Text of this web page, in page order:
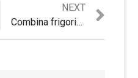
Navigare
NEXT
post:
Combina frigorifica ARCTIC AK60355NFEMT+, 321l, No Frost, A+